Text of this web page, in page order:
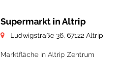
Supermarkt in Altrip
Ludwigstraße 36, 67122 Altrip
Marktfläche in Altrip Zentrum